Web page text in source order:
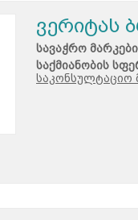
ვერიტას
სავაჭრო
საქმიანობის
საკონსულტაციო